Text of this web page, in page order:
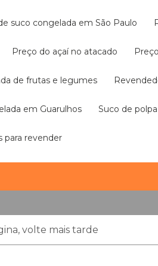
de suco congelada em São Paulo
Preço do açaí no atacado
de frutas e legumes
em Guarulhos Suco de
para revender
volte mais tarde